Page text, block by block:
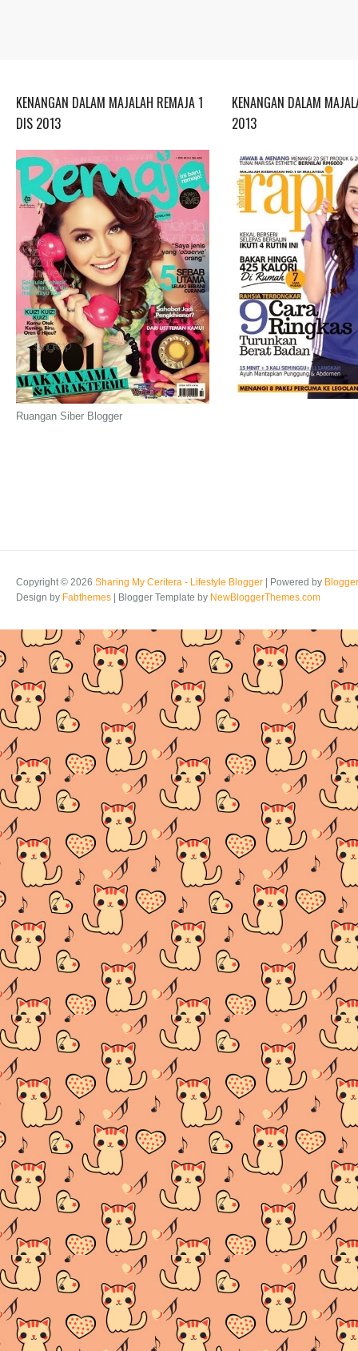
KENANGAN DALAM MAJALAH REMAJA 1
DIS 2013
Ruangan Siber Blogger
KENANGAN DALAM
2013
Copyright © 2026 Sharing My Ceritera - Lifestyle Blogger | Powered by Blogger
Design by Fabthemes | Blogger Template by NewBloggerThemes.com